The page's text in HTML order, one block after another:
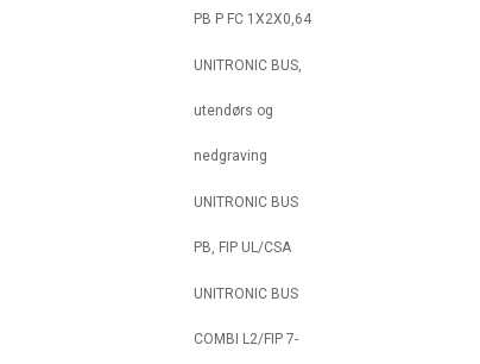
PB P FC 1X2X0,64
UNITRONIC BUS,
utendørs og
nedgraving
UNITRONIC BUS
PB, FIP UL/CSA
UNITRONIC BUS
COMBI L2/FIP 7-